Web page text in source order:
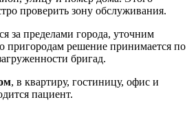
проверить зону обслуживания.
за пределами города, уточним
пригородам решение принимается по
бригад.
, в квартиру, гостиницу, офис и
пациент.